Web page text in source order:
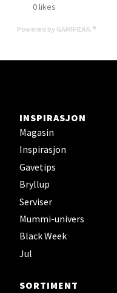
0 likes
Powered by GAMIFIERA.®
INSPIRASJON
Magasin
Inspirasjon
Gavetips
Bryllup
Serviser
Mummi-univers
Black Week
Jul
SORTIMENT
Narvik -
Malmporten
0 i butikk